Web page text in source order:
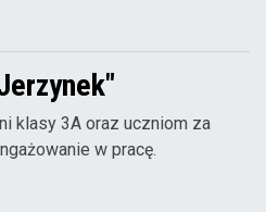
klasy 3A oraz uczniom za
w pracę.